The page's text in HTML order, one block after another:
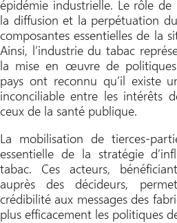
épidémie industrielle. Le rôle de
la diffusion et la perpétuation
composantes essentielles de la
Ainsi, l’industrie du tabac
la mise en œuvre de
pays ont reconnu qu’il existe
inconciliable entre les intérêts
ceux de la santé publique.
La mobilisation de tierces-
essentielle de la stratégie
tabac. Ces acteurs,
auprès des décideurs,
crédibilité aux messages des
plus efficacement les politiques